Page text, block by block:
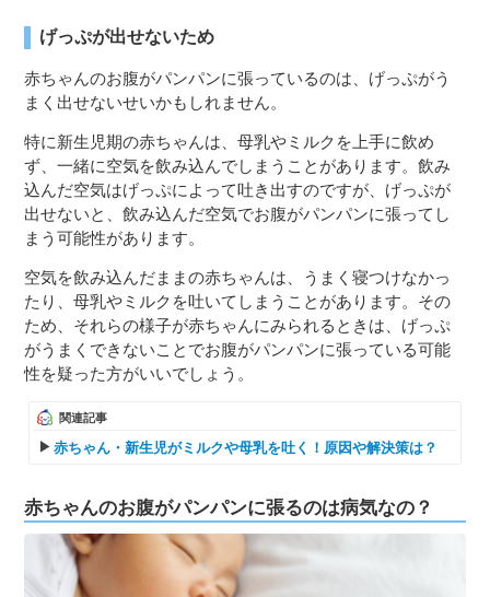
げっぷが出せないため
赤ちゃんのお腹がパンパンに張っているのは、げっぷがう
まく出せないせいかもしれません。
特に新生児期の赤ちゃんは、母乳やミルクを上手に飲め
ず、一緒に空気を飲み込んでしまうことがあります。飲み
込んだ空気はげっぷによって吐き出すのですが、げっぷが
出せないと、飲み込んだ空気でお腹がパンパンに張ってし
まう可能性があります。
空気を飲み込んだままの赤ちゃんは、うまく寝つけなかっ
たり、母乳やミルクを吐いてしまうことがあります。その
ため、それらの様子が赤ちゃんにみられるときは、げっぷ
がうまくできないことでお腹がパンパンに張っている可能
性を疑った方がいいでしょう。
関連記事
赤ちゃん・新生児がミルクや母乳を吐く！原因や解決策は？
赤ちゃんのお腹がパンパンに張るのは病気なの？